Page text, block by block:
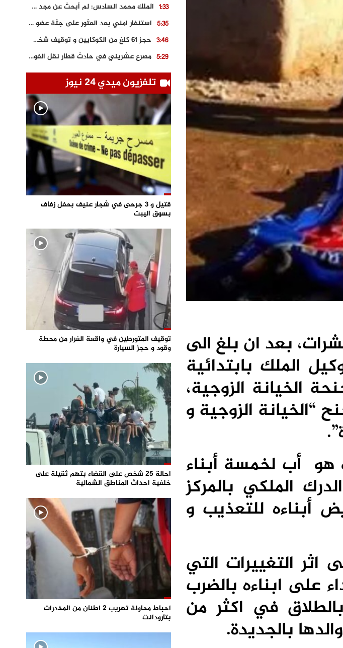
بعد ان بلغ الى
الملك بابتدائية
الخيانة الزوجية،
الزوجية و
هو أب لخمسة أبناء
الملكي بالمركز
أبناءه للتعذيب و
التغييرات التي
على ابناءه بالضرب
في اكثر من
بالجديدة.
1:33
الملك محمد السادس: لم أبحث عن مجد شخصي.. وهَمي كرامة المغاربة
5:35
استنفار امني بعد العثور على جثة عضو سابق في حزب المصباح بالقنيطرة..
3:46
حجز 61 كلغ من الكوكايين و توقيف شخصين بالكركرات
5:29
مصرع عشريني في حادث قطار نقل الفوسفاط..
9:18
العثور على سبعينية جثة هامدة بمقر سكناها بمراكش
6:56
3:02
مصرع شابة ثلاثينية إثر سقوط سيارتها من منحدر خطير بالجرف الأصفر
3:04
توقيف “رضى الطالياني” بتهمة القيادة في حالة سكر و رفضه الامتثال للأمن
تلفزيون ميدي 24 نيوز
قتيل و 3 جرحى في شجار عنيف بحفل زفاف
بسوق اليبت
توقيف المتورطين في واقعة الفرار من محطة
وقود و حجز السيارة
احالة 25 شخص على القضاء بتهم ثقيلة على
خلفية احداث المناطق الشمالية
احباط محاولة تهريب 2 اطنان من المخدرات
بتارودانت